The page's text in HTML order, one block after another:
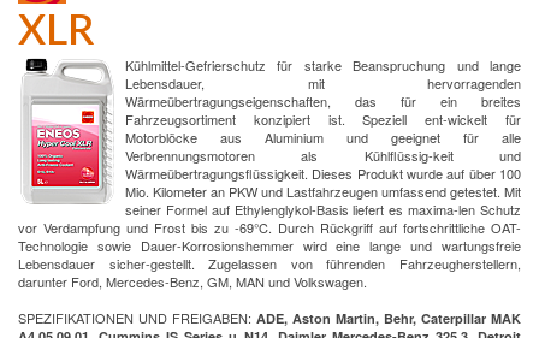
XLR
Kühlmittel-Gefrierschutz für starke Beanspruchung und lange
Lebensdauer, mit hervorragenden
Wärmeübertragungseigenschaften, das für ein breites
Fahrzeugsortiment konzipiert ist. Speziell ent-wickelt für
Motorblöcke aus Aluminium und geeignet für alle
Verbrennungsmotoren als Kühlflüssig-keit und
Wärmeübertragungsflüssigkeit. Dieses Produkt wurde auf über 100
Mio. Kilometer an PKW und Lastfahrzeugen umfassend getestet. Mit
seiner Formel auf Ethylenglykol-Basis liefert es maxima-len Schutz
vor Verdampfung und Frost bis zu -69°C. Durch Rückgriff auf fortschrittliche OAT-
Technologie sowie Dauer-Korrosionshemmer wird eine lange und wartungsfreie
Lebensdauer sicher-gestellt. Zugelassen von führenden Fahrzeugherstellern,
darunter Ford, Mercedes-Benz, GM, MAN und Volkswagen.
SPEZIFIKATIONEN UND FREIGABEN: ADE, Aston Martin, Behr, Caterpillar MAK